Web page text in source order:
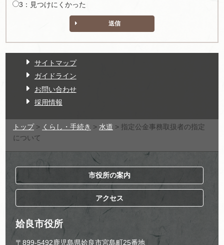
3：見つけにくかった
送信
サイトマップ
ガイドライン
お問い合わせ
採用情報
トップ> くらし・手続き > 水道 > 指定公金事務取扱者の指定
について
市役所の案内
アクセス
姶良市役所
〒899-5492鹿児島県姶良市宮島町25番地